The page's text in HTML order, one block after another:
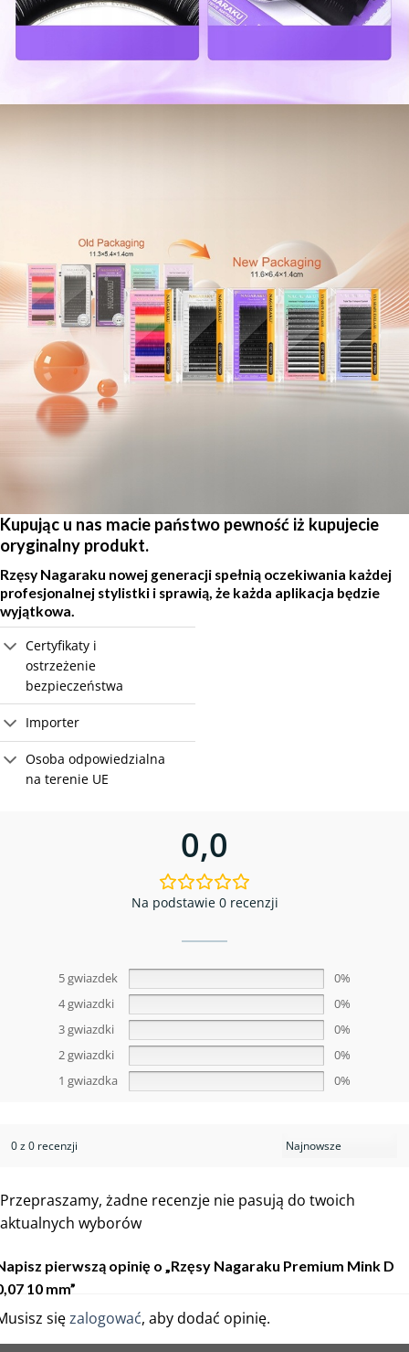
Kupując u nas macie państwo pewność iż kupujecie
oryginalny produkt.
Rzęsy Nagaraku nowej generacji spełnią oczekiwania każdej
profesjonalnej stylistki i sprawią, że każda aplikacja będzie
wyjątkowa.
Certyfikaty i
ostrzeżenie
bezpieczeństwa
Importer
Osoba odpowiedzialna
na terenie UE
0,0
Na podstawie 0 recenzji
5 gwiazdek
0%
4 gwiazdki
0%
3 gwiazdki
0%
2 gwiazdki
0%
1 gwiazdka
0%
0 z 0 recenzji
Przepraszamy, żadne recenzje nie pasują do twoich
aktualnych wyborów
pierwszą opinię o „Rzęsy Nagaraku Premium Mink D
10 mm”
sięzalogować, aby dodać opinię.